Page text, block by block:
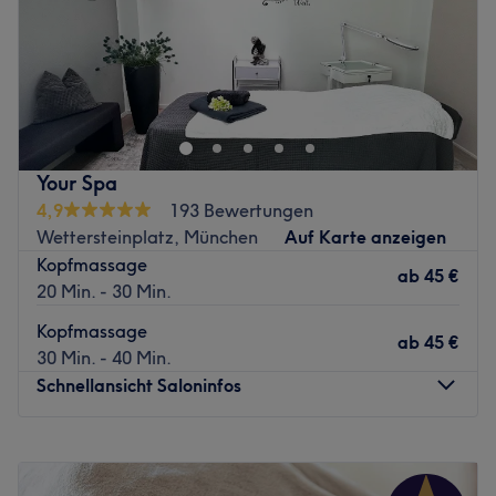
Sonntag
Zurück zur Salonansicht
Your Spa
4,9
193 Bewertungen
Wettersteinplatz, München
Auf Karte anzeigen
Kopfmassage
20 Min. - 30 Min.
ab 45 €
Kopfmassage
30 Min. - 40 Min.
ab 45 €
Schnellansicht Saloninfos
Dienstag
10:00
21:00